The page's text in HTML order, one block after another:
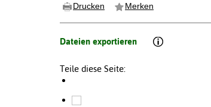
Drucken Merken
Dateien exportieren
Teile diese Seite: